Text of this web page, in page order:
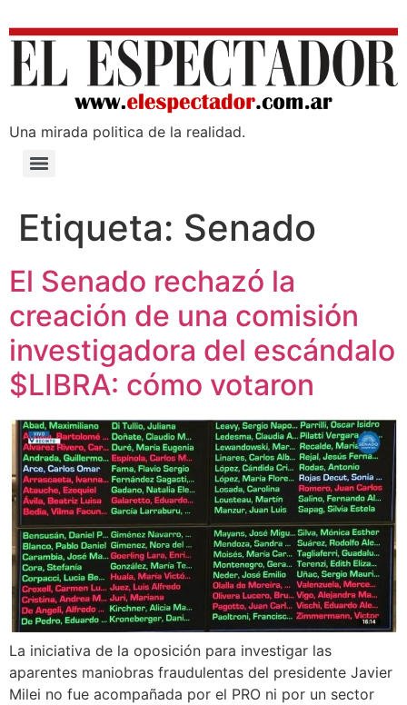
Una mirada poli­tica de la realidad.
Etiqueta: Senado
El Senado rechazó la
creación de una comisión
investigadora del escándalo
$LIBRA: cómo votaron
La iniciativa de la oposición para investigar las
aparentes maniobras fraudulentas del presidente Javier
Milei no fue acompañada por el PRO ni por un sector